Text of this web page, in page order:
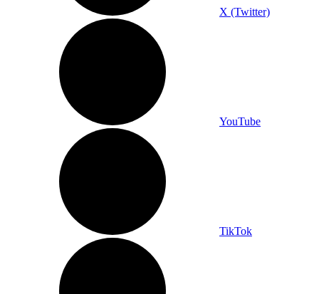
X (Twitter)
YouTube
TikTok